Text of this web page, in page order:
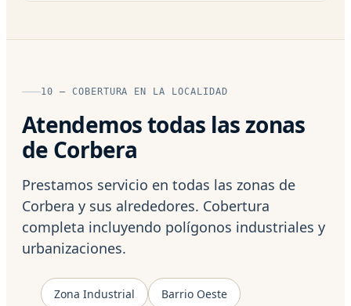
10 — COBERTURA EN LA LOCALIDAD
Atendemos todas las zonas
de Corbera
Prestamos servicio en todas las zonas de
Corbera y sus alrededores. Cobertura
completa incluyendo polígonos industriales y
urbanizaciones.
Zona Industrial Barrio Oeste